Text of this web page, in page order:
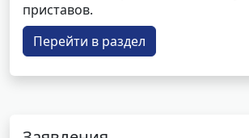
приставов.
Перейти в раздел